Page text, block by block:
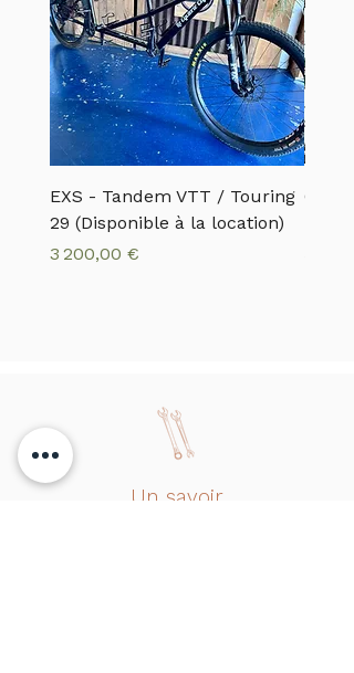
EXS - Tandem VTT / Touring
29 (Disponible à la location)
Prix
3 200,00 €
Un savoir